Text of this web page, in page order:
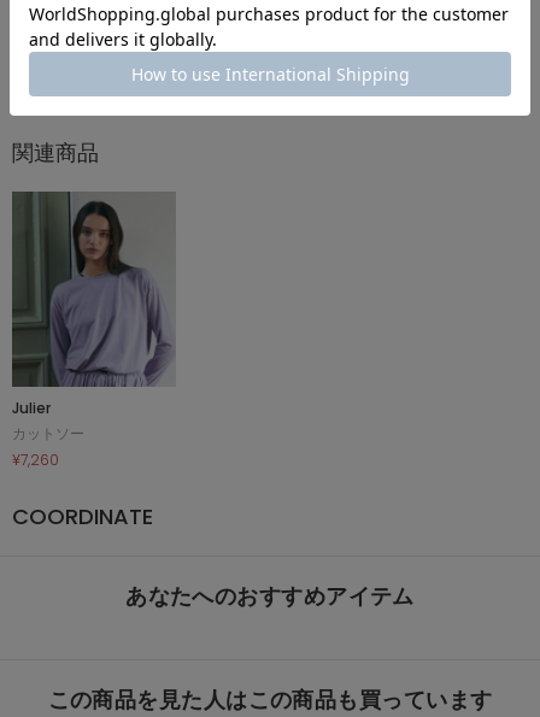
アイテムサイズ
関連商品
Julier
カットソー
¥7,260
COORDINATE
あなたへのおすすめアイテム
この商品を見た人はこの商品も買っています